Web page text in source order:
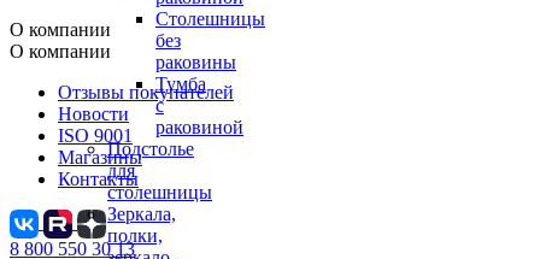
Столешницы
без
раковины
Тумба
с
раковиной
Подстолье
для
столешницы
Зеркала,
полки,
О компании
О компании
Отзывы покупателей
Новости
ISO 9001
Магазины
Контакты
8 800 550 30 13